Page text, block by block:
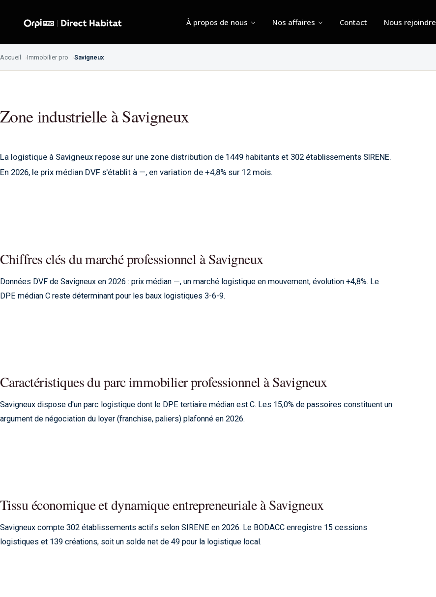
À propos de nous Nos affaires Contact Nous rejoindre
Accueil Immobilier pro Savigneux
Zone industrielle à Savigneux
La logistique à Savigneux repose sur une zone distribution de 1449 habitants et 302 établissements SIRENE.
En 2026, le prix médian DVF s'établit à —, en variation de +4,8% sur 12 mois.
Chiffres clés du marché professionnel à Savigneux
Données DVF de Savigneux en 2026 : prix médian —, un marché logistique en mouvement, évolution +4,8%. Le
DPE médian C reste déterminant pour les baux logistiques 3-6-9.
Caractéristiques du parc immobilier professionnel à Savigneux
Savigneux dispose d'un parc logistique dont le DPE tertiaire médian est C. Les 15,0% de passoires constituent un
argument de négociation du loyer (franchise, paliers) plafonné en 2026.
Tissu économique et dynamique entrepreneuriale à Savigneux
Savigneux compte 302 établissements actifs selon SIRENE en 2026. Le BODACC enregistre 15 cessions
logistiques et 139 créations, soit un solde net de 49 pour la logistique local.